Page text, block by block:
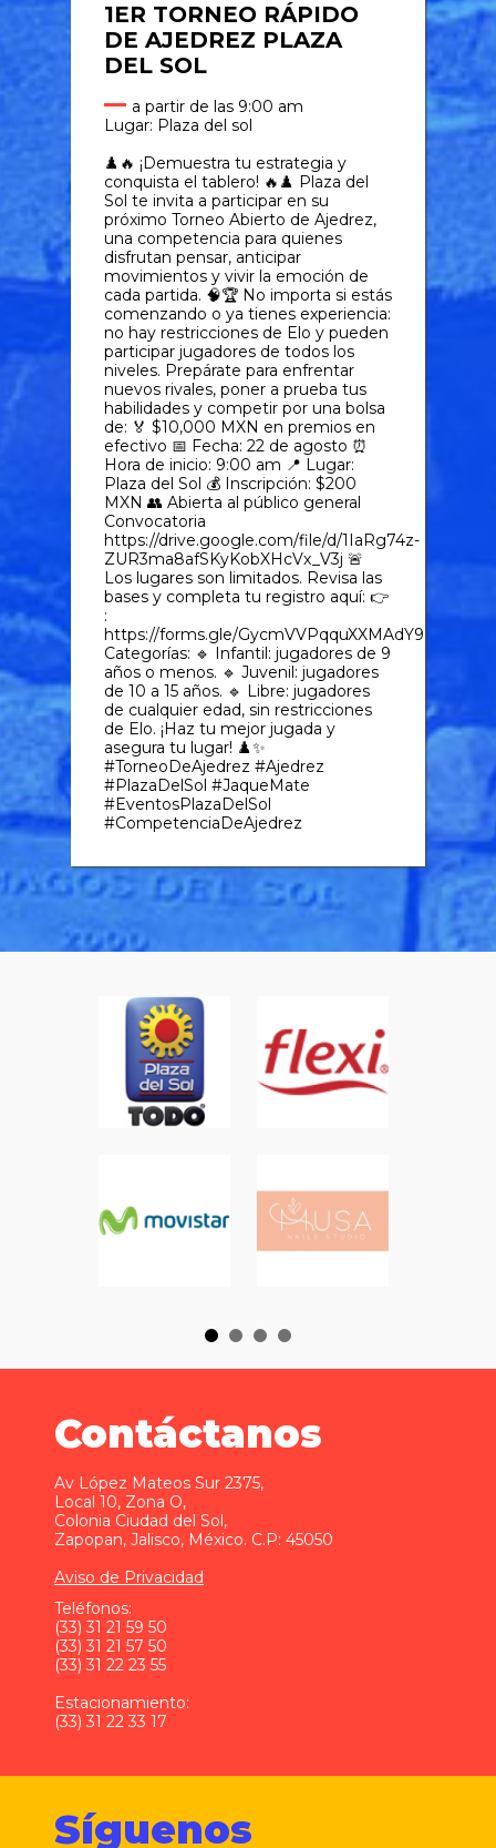
1ER TORNEO RÁPIDO
DE AJEDREZ PLAZA
DEL SOL
a partir de las 9:00 am
Lugar: Plaza del sol
♟️🔥 ¡Demuestra tu estrategia y
conquista el tablero! 🔥♟️ Plaza del
Sol te invita a participar en su
próximo Torneo Abierto de Ajedrez,
una competencia para quienes
disfrutan pensar, anticipar
movimientos y vivir la emoción de
cada partida. 🧠🏆 No importa si estás
comenzando o ya tienes experiencia:
no hay restricciones de Elo y pueden
participar jugadores de todos los
niveles. Prepárate para enfrentar
nuevos rivales, poner a prueba tus
habilidades y competir por una bolsa
de: 🏅 $10,000 MXN en premios en
efectivo 📅 Fecha: 22 de agosto ⏰
Hora de inicio: 9:00 am 📍 Lugar:
Plaza del Sol 💰 Inscripción: $200
MXN 👥 Abierta al público general
Convocatoria
https://drive.google.com/file/d/1IaRg74z-
ZUR3ma8afSKyKobXHcVx_V3j 🚨
Los lugares son limitados. Revisa las
bases y completa tu registro aquí: 👉
:
https://forms.gle/GycmVVPqquXXMAdY9
Categorías: 🔹 Infantil: jugadores de 9
años o menos. 🔹 Juvenil: jugadores
de 10 a 15 años. 🔹 Libre: jugadores
de cualquier edad, sin restricciones
de Elo. ¡Haz tu mejor jugada y
asegura tu lugar! ♟️✨
#TorneoDeAjedrez #Ajedrez
#PlazaDelSol #JaqueMate
#EventosPlazaDelSol
#CompetenciaDeAjedrez
Contáctanos
Av López Mateos Sur 2375,
Local 10, Zona O,
Colonia Ciudad del Sol,
Zapopan, Jalisco, México. C.P: 45050
Aviso de Privacidad
Teléfonos:
(33) 31 21 59 50
(33) 31 21 57 50
(33) 31 22 23 55
Estacionamiento:
(33) 31 22 33 17
Síguenos